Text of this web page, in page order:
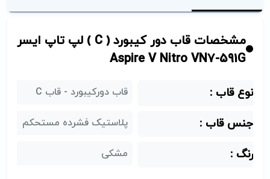
مشخصات قاب دور کیبورد ( C ) لپ تاپ ایسر
Aspire V Nitro VN7-591G
نوع قاب : قاب دورکیبورد - قاب C
جنس قاب : پلاستیک فشرده مستحکم
رنگ : مشکی